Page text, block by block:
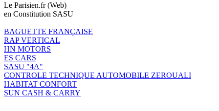
Le Parisien.fr (Web)
en Constitution SASU
BAGUETTE FRANÇAISE
RAP VERTICAL
HN MOTORS
ES CARS
SASU "4A"
CONTROLE TECHNIQUE AUTOMOBILE ZEROUALI
HABITAT CONFORT
SUN CASH & CARRY